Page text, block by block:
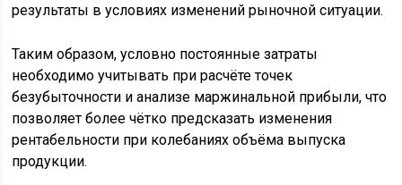
результаты в условиях изменений рыночной ситуации.
Таким образом, условно постоянные затраты
необходимо учитывать при расчёте точек
безубыточности и анализе маржинальной прибыли, что
позволяет более чётко предсказать изменения
рентабельности при колебаниях объёма выпуска
продукции.